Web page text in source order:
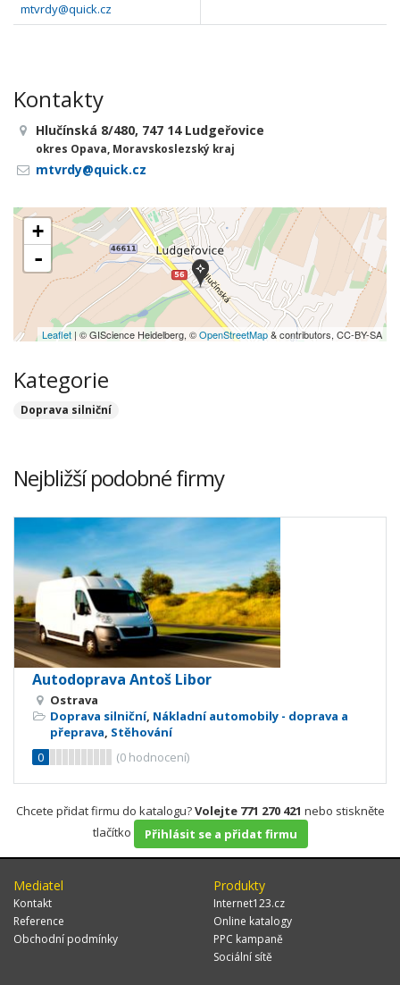
mtvrdy@quick.cz
Kontakty
Hlučínská 8/480, 747 14 Ludgeřovice
okres Opava, Moravskoslezský kraj
mtvrdy@quick.cz
+
-
Leaflet | © GIScience Heidelberg, ©OpenStreetMap& contributors, CC-BY-SA
Kategorie
Doprava silniční
Nejbližší podobné firmy
Autodoprava Antoš Libor
Ostrava
Doprava silniční, Nákladní automobily - doprava a
přeprava, Stěhování
0
(0 hodnocení)
Chcete přidat firmu do katalogu?Volejte 771 270 421 nebo stiskněte
tlačítko
Přihlásit se a přidat firmu
Mediatel
Kontakt
Reference
Obchodní podmínky
Produkty
Internet123.cz
Online katalogy
PPC kampaně
Sociální sítě